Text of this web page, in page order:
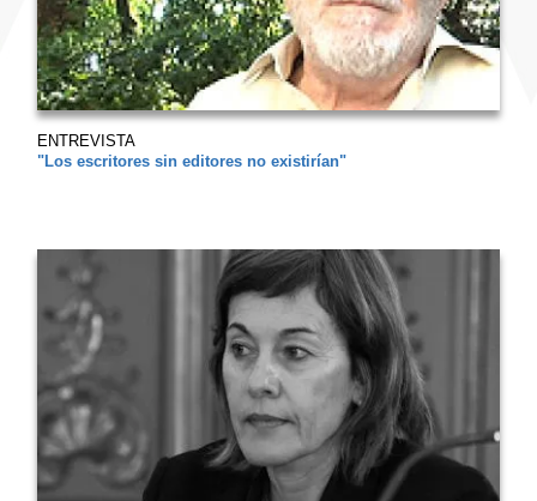
ENTREVISTA
"Los escritores sin editores no existirían"